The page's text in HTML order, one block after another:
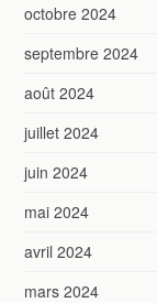
octobre 2024
septembre 2024
août 2024
juillet 2024
juin 2024
mai 2024
avril 2024
mars 2024